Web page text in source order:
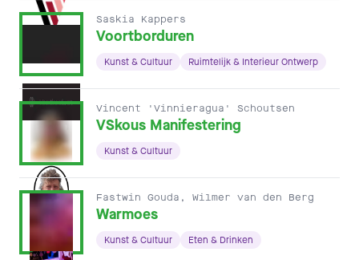
Saskia Kappers
Voortborduren
Kunst & Cultuur Ruimtelijk & Interieur Ontwerp
Vincent 'Vinnieragua' Schoutsen
VSkous Manifestering
Kunst & Cultuur
Fastwin Gouda, Wilmer van den Berg
Warmoes
Kunst & Cultuur Eten & Drinken